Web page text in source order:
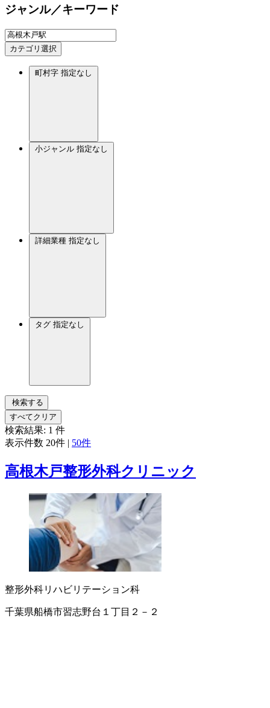
ジャンル／キーワード
カテゴリ選択
町村字 指定なし
小ジャンル 指定なし
詳細業種 指定なし
タグ 指定なし
検索する
すべてクリア
検索結果: 1 件
表示件数 20件 | 50件
高根木戸整形外科クリニック
整形外科リハビリテーション科
千葉県船橋市習志野台１丁目２－２